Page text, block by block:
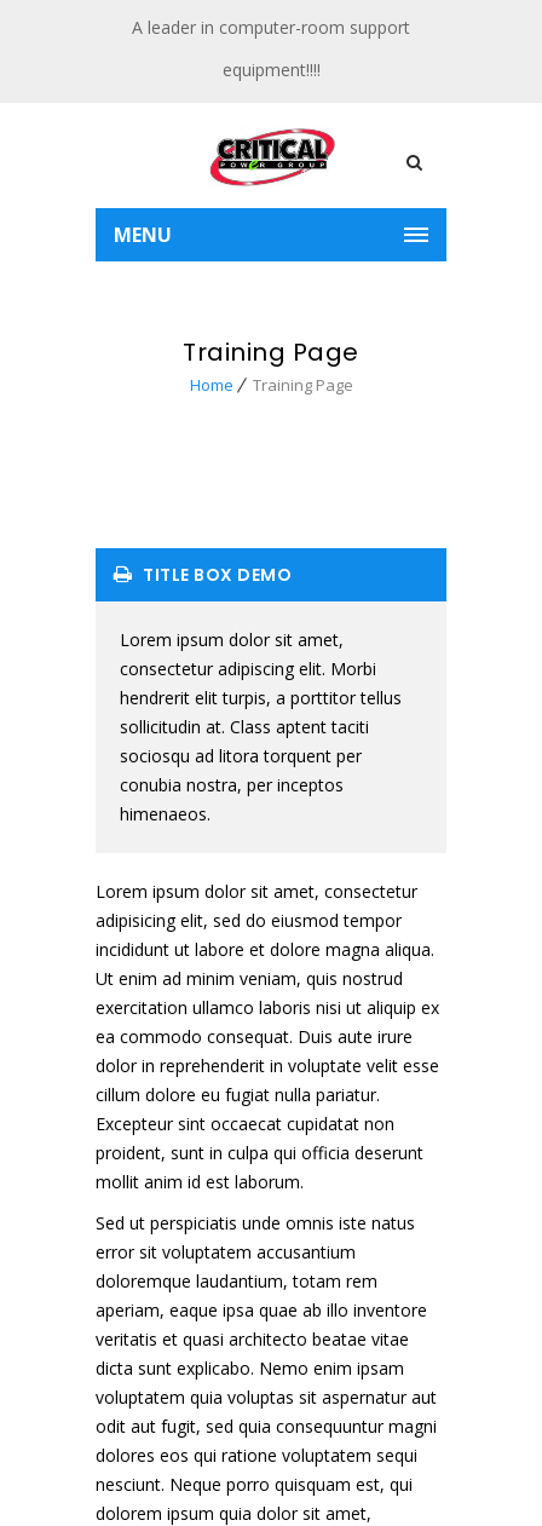
A leader in computer-room support
equipment!!!!
MENU
Training Page
Home Training Page
TITLE BOX DEMO
Lorem ipsum dolor sit amet,
consectetur adipiscing elit. Morbi
hendrerit elit turpis, a porttitor tellus
sollicitudin at. Class aptent taciti
sociosqu ad litora torquent per
conubia nostra, per inceptos
himenaeos.
Lorem ipsum dolor sit amet, consectetur
adipisicing elit, sed do eiusmod tempor
incididunt ut labore et dolore magna aliqua.
Ut enim ad minim veniam, quis nostrud
exercitation ullamco laboris nisi ut aliquip ex
ea commodo consequat. Duis aute irure
dolor in reprehenderit in voluptate velit esse
cillum dolore eu fugiat nulla pariatur.
Excepteur sint occaecat cupidatat non
proident, sunt in culpa qui officia deserunt
mollit anim id est laborum.
Sed ut perspiciatis unde omnis iste natus
error sit voluptatem accusantium
doloremque laudantium, totam rem
aperiam, eaque ipsa quae ab illo inventore
veritatis et quasi architecto beatae vitae
dicta sunt explicabo. Nemo enim ipsam
voluptatem quia voluptas sit aspernatur aut
odit aut fugit, sed quia consequuntur magni
dolores eos qui ratione voluptatem sequi
nesciunt. Neque porro quisquam est, qui
dolorem ipsum quia dolor sit amet,